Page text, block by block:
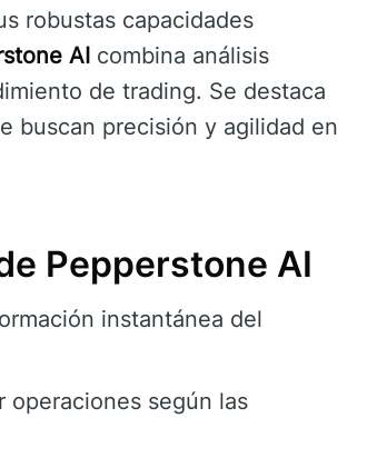
robustas capacidades
AI combina análisis
de trading. Se destaca
buscan precisión y agilidad en
Pepperstone AI
instantánea del
operaciones según las